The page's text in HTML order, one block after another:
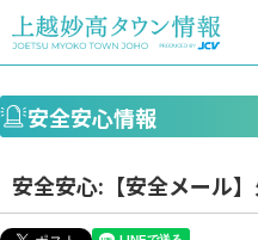
安全安心情報
安全安心:【安全メール